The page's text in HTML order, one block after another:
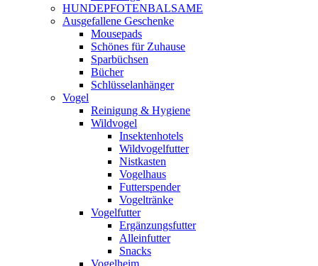
HUNDEPFOTENBALSAME
Ausgefallene Geschenke
Mousepads
Schönes für Zuhause
Sparbüchsen
Bücher
Schlüsselanhänger
Vogel
Reinigung & Hygiene
Wildvogel
Insektenhotels
Wildvogelfutter
Nistkasten
Vogelhaus
Futterspender
Vogeltränke
Vogelfutter
Ergänzungsfutter
Alleinfutter
Snacks
Vogelheim